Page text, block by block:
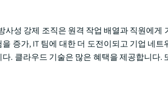
사성 강제 조직은 원격 작업 배열과 직원에게
증가, IT 팀에 대한 더 도전이되고 기업 네트
. 클라우드 기술은 많은 혜택을 제공합니다.